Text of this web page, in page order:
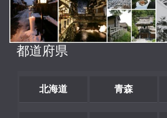
都道府県
北海道 青森